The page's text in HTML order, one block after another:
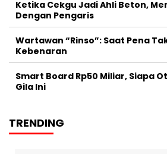
Ketika Cekgu Jadi Ahli Beton,
Dengan Pengaris
Wartawan “Rinso”: Saat Pena
Kebenaran
Smart Board Rp50 Miliar, Siapa
Gila Ini
TRENDING